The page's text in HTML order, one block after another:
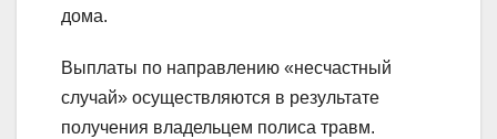
дома.
Выплаты по направлению «несчастный
случай» осуществляются в результате
получения владельцем полиса травм.